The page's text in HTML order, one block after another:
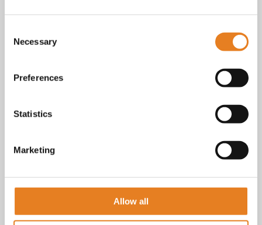
Selection
Necessary
Preferences
Statistics
Marketing
Allow all